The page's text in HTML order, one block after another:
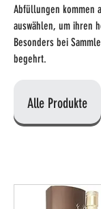
Abfüllungen kommen
auswählen, um ihren
Besonders bei
begehrt.
Alle Produkte